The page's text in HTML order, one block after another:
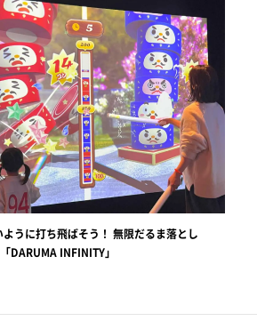
うに打ち飛ばそう！ 無限だるま落とし
「DARUMA INFINITY」